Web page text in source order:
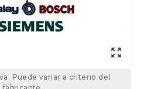
Puede variar a criterio del